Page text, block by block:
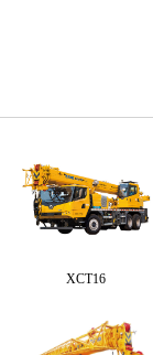
XCT16